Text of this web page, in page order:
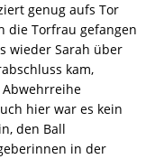
genug aufs Tor
die Torfrau gefangen
wieder Sarah über
kam,
hier war es kein
den Ball
in der